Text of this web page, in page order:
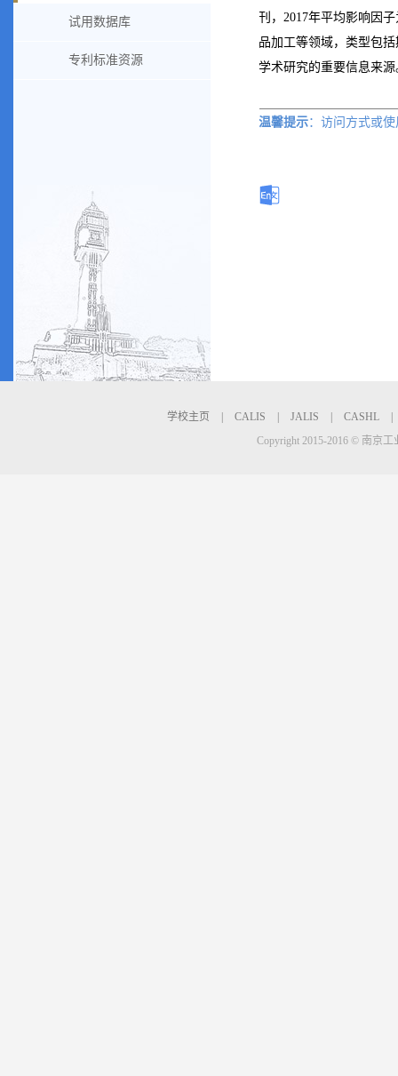
刊，2017年平均影响因子
品加工等领域，类型包
学术研究的重要信息来
温馨提示：访问方式或使
试用数据库
专利标准资源
学校主页 CALIS JALIS CASHL
Copyright 2015-2016 © 南京工